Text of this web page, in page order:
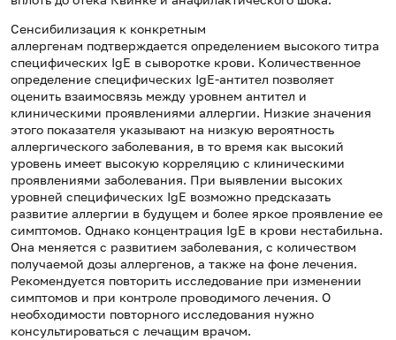
Сенсибилизация к конкретным
аллергенам подтверждается определением высокого титра
специфических IgE в сыворотке крови. Количественное
определение специфических IgE-антител позволяет
оценить взаимосвязь между уровнем антител и
клиническими проявлениями аллергии. Низкие значения
этого показателя указывают на низкую вероятность
аллергического заболевания, в то время как высокий
уровень имеет высокую корреляцию с клиническими
проявлениями заболевания. При выявлении высоких
уровней специфических IgE возможно предсказать
развитие аллергии в будущем и более яркое проявление ее
симптомов. Однако концентрация IgE в крови нестабильна.
Она меняется с развитием заболевания, с количеством
получаемой дозы аллергенов, а также на фоне лечения.
Рекомендуется повторить исследование при изменении
симптомов и при контроле проводимого лечения. О
необходимости повторного исследования нужно
консультироваться с лечащим врачом.